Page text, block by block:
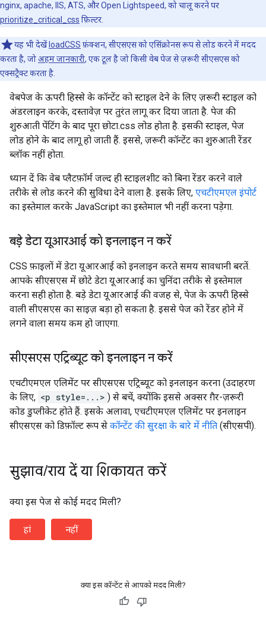
nginx, apache, IIS, ATS, और Open Lightspeed, को चालू करने पर
prioritize_critical_css फ़िल्टर.
यह भी देखें loadCSS फ़ंक्शन, सीएसएस को एसिंक्रोनस रूप से लोड करने में मदद
करता है, जोअहम जानकारी, एक टूल है जो किसी वेब पेज से ज़रूरी सीएसएस को
एक्सट्रैक्ट करता है.
वेबपेज के ऊपरी हिस्से के कॉन्टेंट को स्टाइल देने के लिए ज़रूरी स्टाइल को
अंडरलाइन करके, दस्तावेज़ पर तुरंत लागू कर दिया जाता है. पेज की
शुरुआती पेंटिंग के बाद पूरा छोटा.css लोड होता है. इसकी स्टाइल, पेज
लोड होने के बाद लागू हो जाती हैं. इससे, ज़रूरी कॉन्टेंट का शुरुआती रेंडर
ब्लॉक नहीं होता.
ध्यान दें कि वेब प्लैटफ़ॉर्म जल्द ही स्टाइलशीट को बिना रेंडर करने वाले
तरीके से लोड करने की सुविधा देने वाला है. इसके लिए, एचटीएमएल इंपोर्ट
का इस्तेमाल करके JavaScript का इस्तेमाल भी नहीं करना पड़ेगा.
बड़े डेटा यूआरआई को इनलाइन न करें
CSS फ़ाइलों में डेटा यूआरआई को इनलाइन करते समय सावधानी बरतें.
आपके सीएसएस में छोटे डेटा यूआरआई का चुनिंदा तरीके से इस्तेमाल
करना सही होता है. बड़े डेटा यूआरआई की वजह से, पेज के ऊपरी हिस्से
वाली सीएसएस का साइज़ बड़ा हो सकता है. इससे पेज को रेंडर होने में
लगने वाला समय कम हो जाएगा.
सीएसएस एट्रिब्यूट को इनलाइन न करें
एचटीएमएल एलिमेंट पर सीएसएस एट्रिब्यूट को इनलाइन करना (उदाहरण
के लिए, <p style=...> ) से बचें, क्योंकि इससे अक्सर ग़ैर-ज़रूरी
कोड डुप्लीकेट होते हैं. इसके अलावा, एचटीएमएल एलिमेंट पर इनलाइन
सीएसएस को डिफ़ॉल्ट रूप से कॉन्टेंट की सुरक्षा के बारे में नीति (सीएसपी).
सुझाव/राय दें या शिकायत करें
क्या इस पेज से कोई मदद मिली?
हां नहीं
क्या इस कॉन्टेंट से आपको मदद मिली?